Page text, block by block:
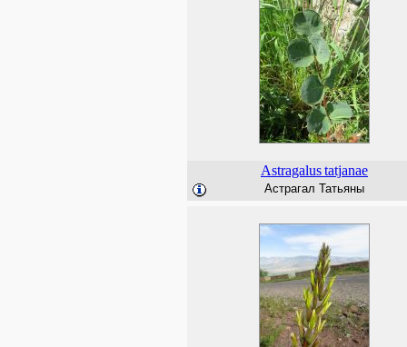
Astragalustatjanae
Астрагал Татьяны